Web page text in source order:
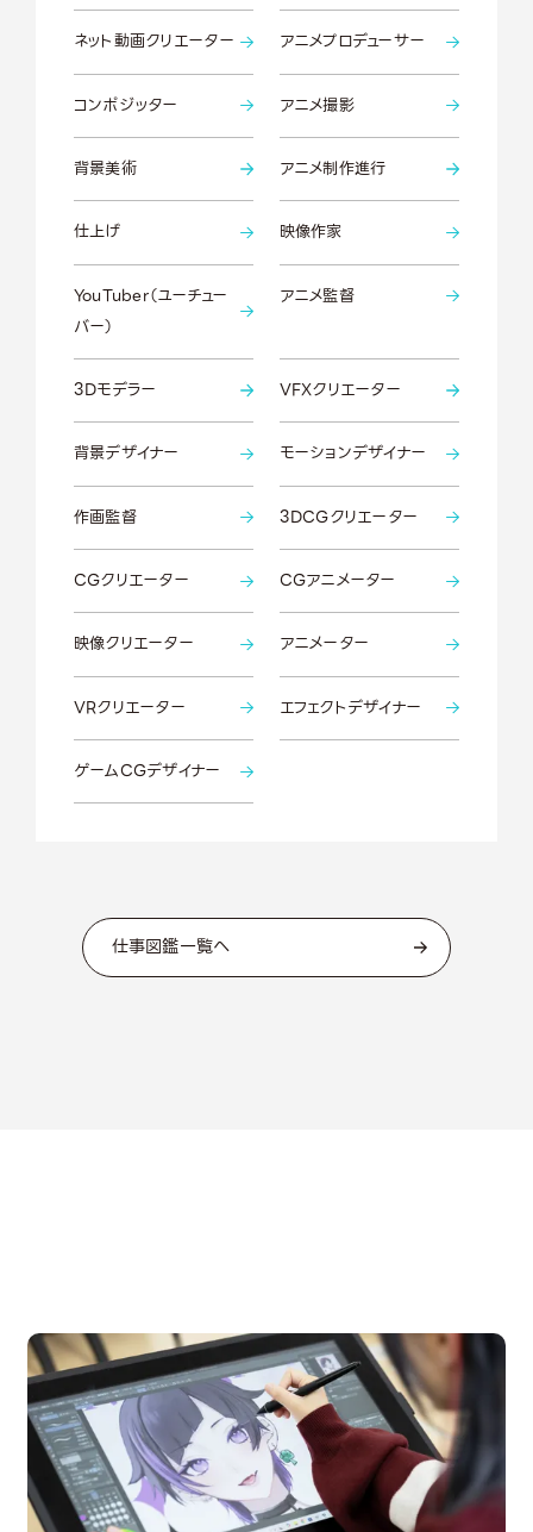
ネット動画クリエーター アニメプロデューサー
コンポジッター アニメ撮影
背景美術 アニメ制作進行
仕上げ 映像作家
YouTuber（ユーチュー
バー）
アニメ監督
3Dモデラー VFXクリエーター
背景デザイナー モーションデザイナー
作画監督 3DCGクリエーター
CGクリエーター CGアニメーター
映像クリエーター アニメーター
VRクリエーター エフェクトデザイナー
ゲームCGデザイナー
仕事図鑑一覧へ